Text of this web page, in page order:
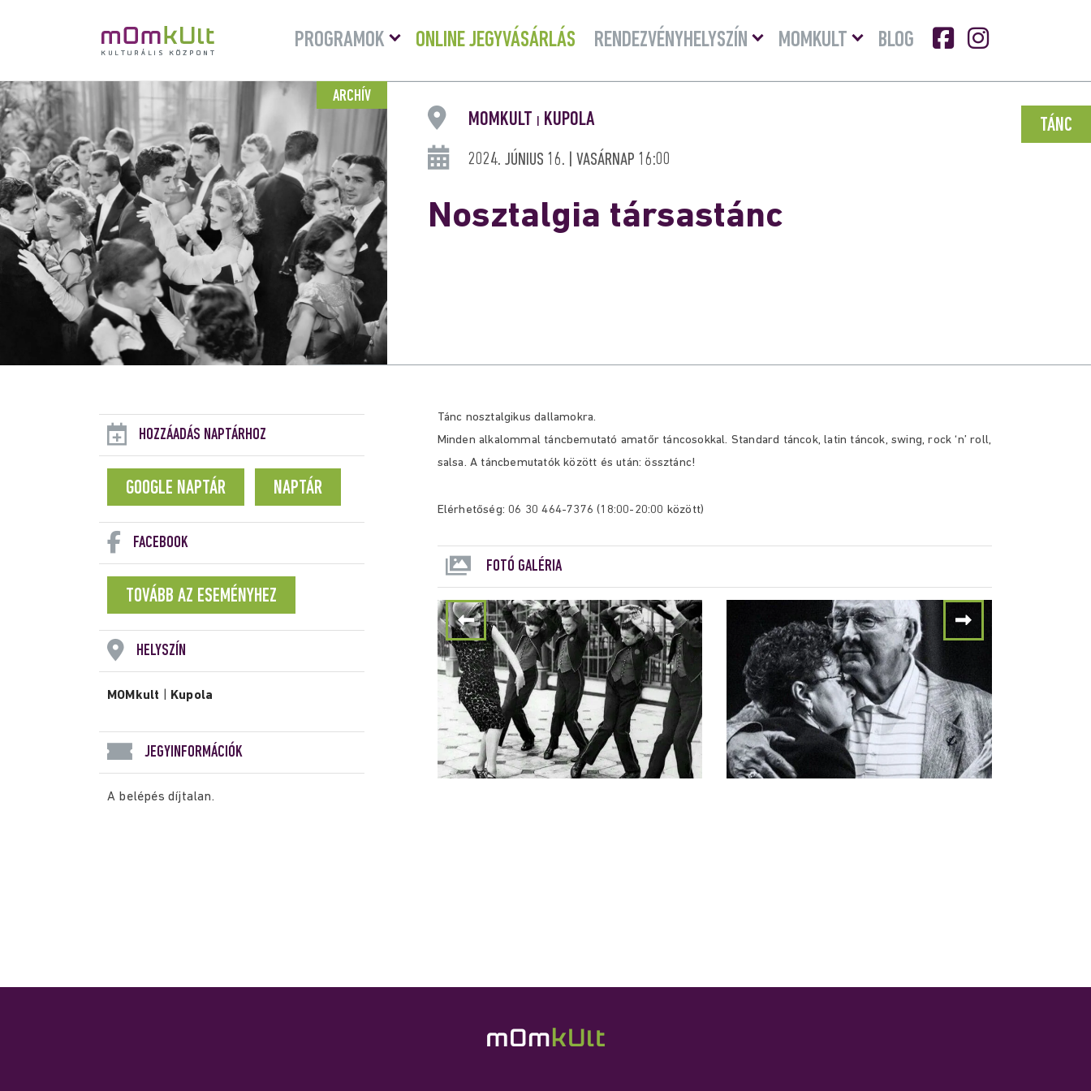
PROGRAMOK
Menü
lenyitása
ONLINE JEGYVÁSÁRLÁS RENDEZVÉNYHELYSZÍN
Menü
lenyitásaMOMKULT
Menü
lenyitása
BLOG
ARCHÍV
TÁNC
MOMKULT KUPOLA
2024. JÚNIUS 16. | VASÁRNAP 16:00
Nosztalgia társastánc
HOZZÁADÁS NAPTÁRHOZ
GOOGLE NAPTÁR NAPTÁR
FACEBOOK
TOVÁBB AZ ESEMÉNYHEZ
HELYSZÍN
MOMkult Kupola
JEGYINFORMÁCIÓK
A belépés díjtalan.
Tánc nosztalgikus dallamokra.
Minden alkalommal táncbemutató amatőr táncosokkal. Standard táncok, latin táncok, swing, rock ‘n’ roll,
salsa. A táncbemutatók között és után: össztánc!
Elérhetőség: 06 30 464-7376 (18:00-20:00 között)
FOTÓ GALÉRIA